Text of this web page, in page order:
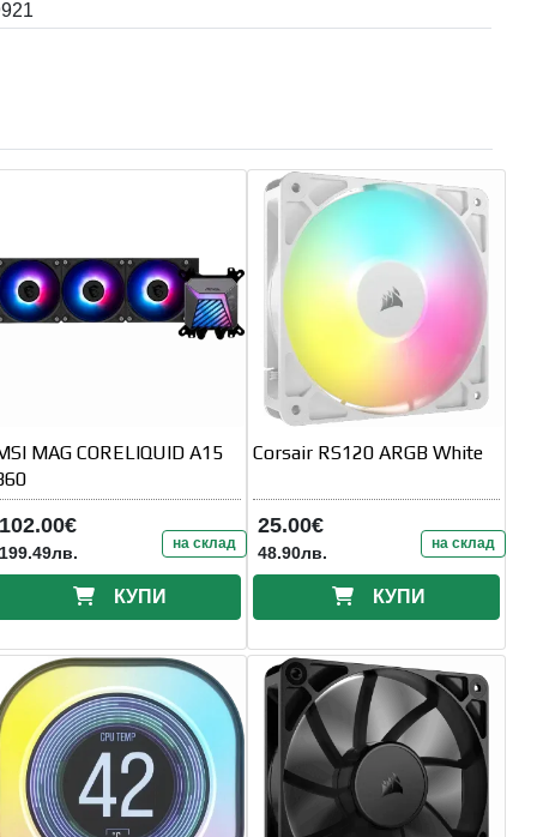
MAG CORELIQUID A15
102.00€
199.49лв. на склад
КУПИ
Corsair RS120 ARGB White
25.00€
48.90лв. на склад
КУПИ